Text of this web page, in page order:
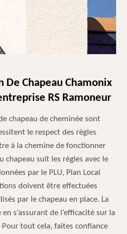
De Chapeau Chamonix
RS Ramoneur
chapeau de cheminée sont
le respect des règles
à la chemine de fonctionner
chapeau suit les règles avec le
par le PLU, Plan Local
doivent être effectuées
par le chapeau en place. La
s’assurant de l’efficacité sur la
Pour tout cela, faites confiance